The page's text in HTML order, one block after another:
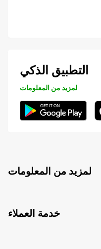
التطبيق الذكي
لمزيد من المعلومات
لمزيد من المعلومات
خدمة العملاء